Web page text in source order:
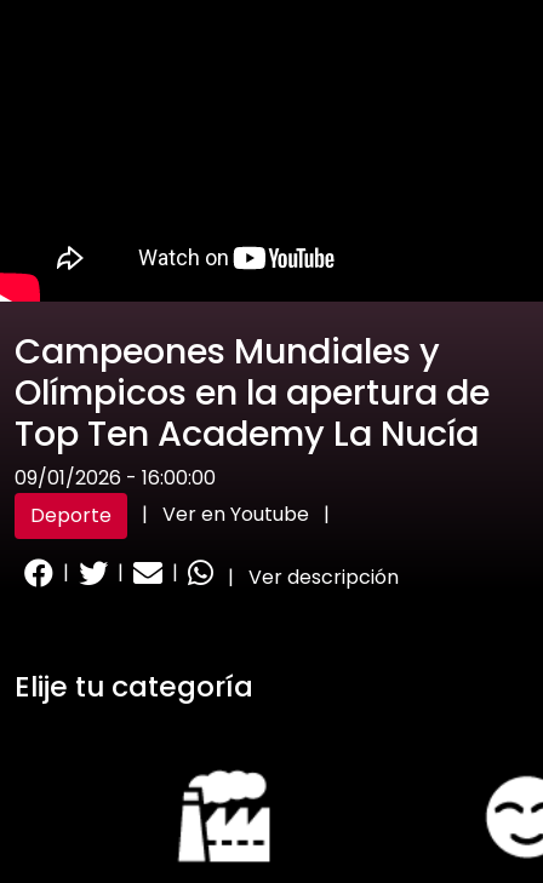
Campeones Mundiales y
Olímpicos en la apertura de
Top Ten Academy La Nucía
09/01/2026 - 16:00:00
Deporte
| Ver en Youtube |
| | | | Ver descripción
Elije tu categoría